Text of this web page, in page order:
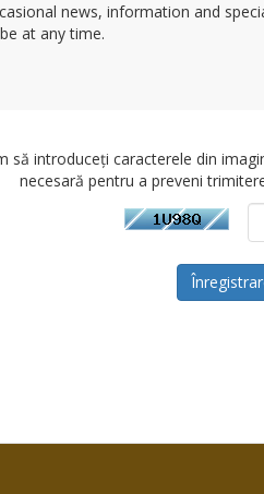
news, information and
at any time.
să introduceți caracterele din
necesară pentru a preveni